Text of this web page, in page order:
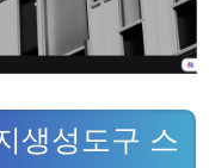
생성도구 스